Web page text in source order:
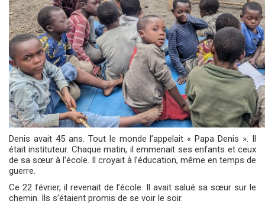
Denis avait 45 ans. Tout le monde l’appelait « Papa Denis ». Il
était instituteur. Chaque matin, il emmenait ses enfants et ceux
de sa sœur à l’école. Il croyait à l’éducation, même en temps de
guerre.
Ce 22 février, il revenait de l’école. Il avait salué sa sœur sur le
chemin. Ils s’étaient promis de se voir le soir.